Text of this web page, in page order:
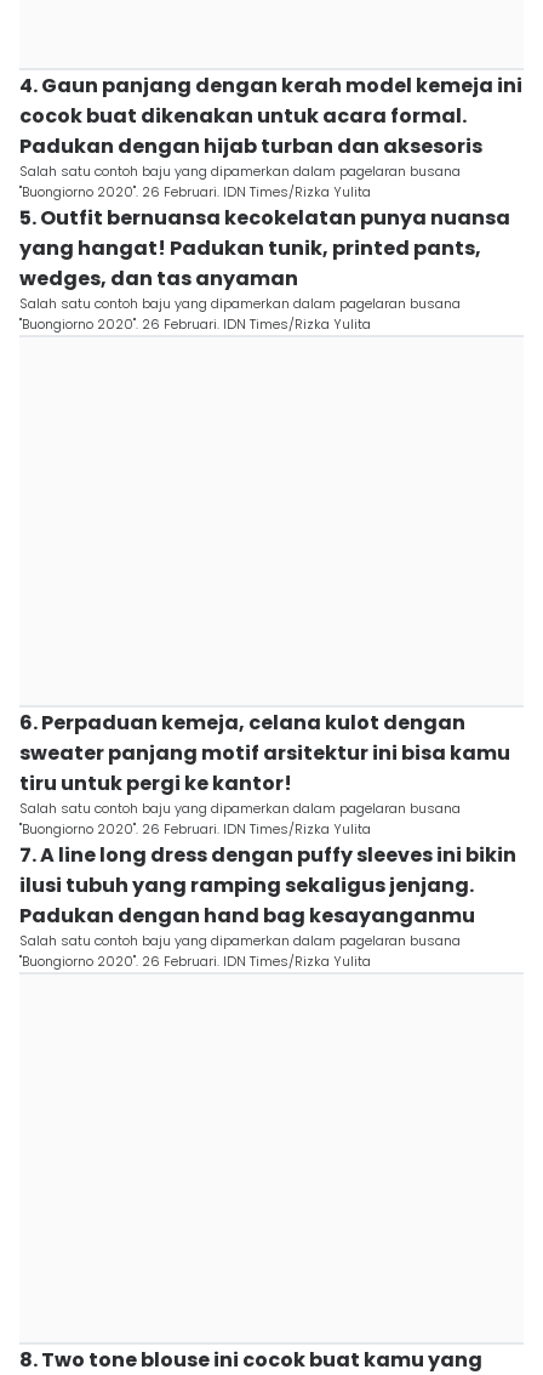
4. Gaun panjang dengan kerah model kemeja ini
cocok buat dikenakan untuk acara formal.
Padukan dengan hijab turban dan aksesoris
Salah satu contoh baju yang dipamerkan dalam pagelaran busana
"Buongiorno 2020". 26 Februari. IDN Times/Rizka Yulita
5. Outfit bernuansa kecokelatan punya nuansa
yang hangat! Padukan tunik, printed pants,
wedges, dan tas anyaman
Salah satu contoh baju yang dipamerkan dalam pagelaran busana
"Buongiorno 2020". 26 Februari. IDN Times/Rizka Yulita
6. Perpaduan kemeja, celana kulot dengan
sweater panjang motif arsitektur ini bisa kamu
tiru untuk pergi ke kantor!
Salah satu contoh baju yang dipamerkan dalam pagelaran busana
"Buongiorno 2020". 26 Februari. IDN Times/Rizka Yulita
7. A line long dress dengan puffy sleeves ini bikin
ilusi tubuh yang ramping sekaligus jenjang.
Padukan dengan hand bag kesayanganmu
Salah satu contoh baju yang dipamerkan dalam pagelaran busana
"Buongiorno 2020". 26 Februari. IDN Times/Rizka Yulita
8. Two tone blouse ini cocok buat kamu yang